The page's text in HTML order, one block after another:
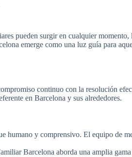
pueden surgir en cualquier
emerge como una luz guía para
continuo con la resolución
en Barcelona y sus alrededores.
humano y comprensivo. El equipo de
Barcelona aborda una amplia